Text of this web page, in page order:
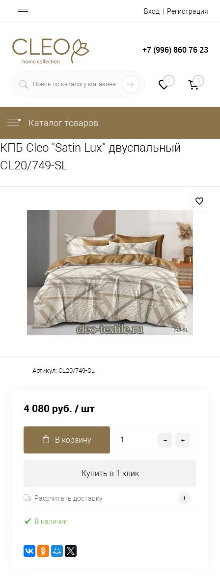
Вход Регистрация
+7 (996) 860 76 23
0 0
Каталог товаров
КПБ Cleo "Satin Lux" двуспальный
CL20/749-SL
Артикул: CL20/749-SL
4 080 руб. / шт
В корзину
Купить в 1 клик
Рассчитать доставку
В наличии